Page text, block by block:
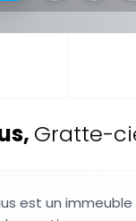
, Gratte-
est un